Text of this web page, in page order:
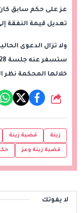
تعديل قيمة النفقة إلى 60 ألف جنيه
ولا تزال الدعوى
خلالها المحكمة نظر
شارك
زينة قضية زينة
قضية زينة وعز
لا يفوتك